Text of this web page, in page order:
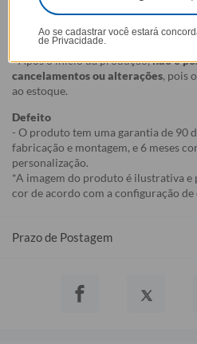
- Por isso, é super importante
detalhes antes de finalizar a compra,
variações escolhidas.
- Após o início da produção,não é
cancelamentos ou alterações, pois
ao estoque.
Defeito
- O produto tem uma garantia de 90
fabricação e montagem, e 6 meses
personalização.
*A imagem do produto é ilustrativa e
cor de acordo com a configuração de
Prazo de Postagem
Ao se cadastrar você estará
de Privacidade.